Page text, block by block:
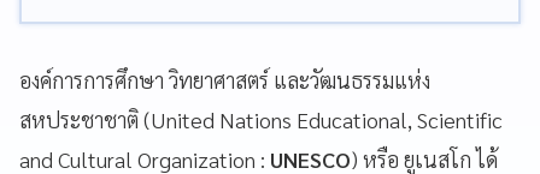
องค์การการศึกษา วิทยาศาสตร์ และวัฒนธรรมแห่ง
สหประชาชาติ (United Nations Educational, Scientific
and Cultural Organization : UNESCO) หรือ ยูเนสโก ได้